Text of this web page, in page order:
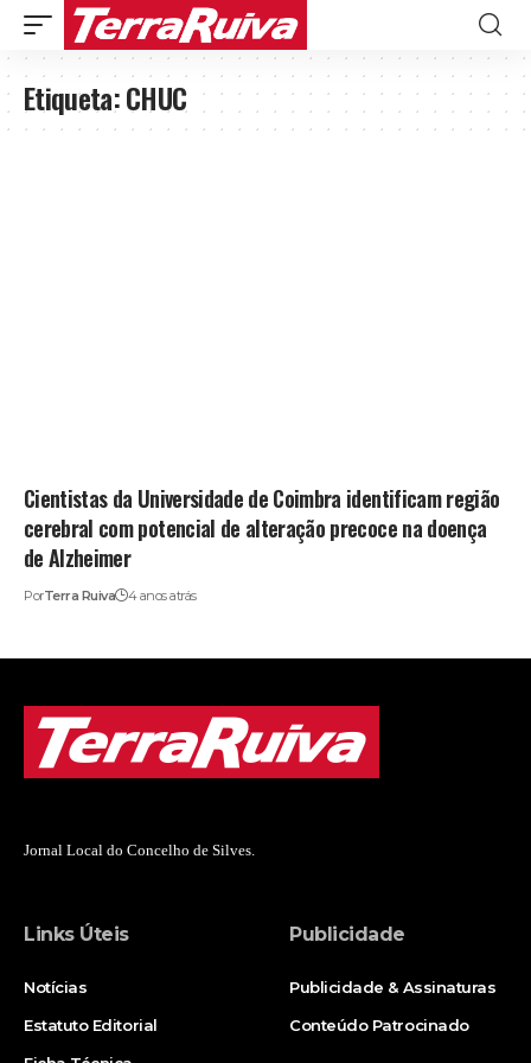
Etiqueta:CHUC
Cientistas da Universidade de Coimbra identificam região
cerebral com potencial de alteração precoce na doença
de Alzheimer
PorTerra Ruiva 4 anos atrás
Jornal Local do Concelho de Silves.
Links Úteis
Notícias
Estatuto Editorial
Publicidade
Publicidade & Assinaturas
Conteúdo Patrocinado